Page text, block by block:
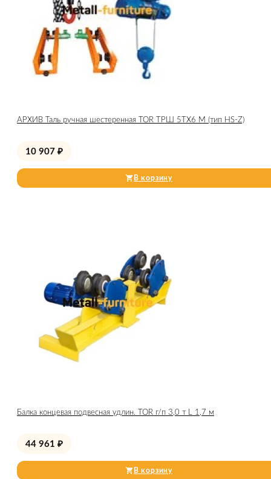
АРХИВ Таль ручная шестеренная TOR ТРШ 5ТХ6 М (тип HS-Z)
10 907 ₽
В корзину
Балка концевая подвесная удлин. TOR г/п 3,0 т L 1,7 м
44 961 ₽
В корзину